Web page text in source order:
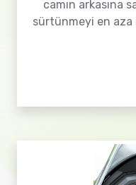
camın arkasına
sürtünmeyi en aza